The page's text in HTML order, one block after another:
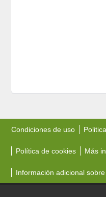
Condiciones de uso
Política de cookies Más
Información adicional